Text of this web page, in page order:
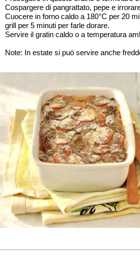
Cospargere di pangrattato, pepe e
Cuocere in forno caldo a 180°C per 20
grill per 5 minuti per farle dorare.
Servire il gratin caldo o a temperatura
Note: In estate si può servire anche